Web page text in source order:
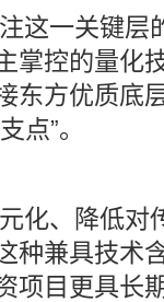
这一关键层
掌控的量化
东方优质底
点”。
化、降低对
种兼具技术
项目更具长